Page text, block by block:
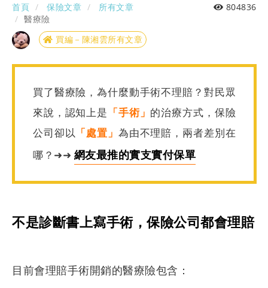
首頁
保險文章
所有文章
醫療險
804836
買編－陳湘雲所有文章
買了醫療險，為什麼動手術不理賠？對民眾
來說，認知上是 「手術」 的治療方式，保險
公司卻以 「處置」 為由不理賠，兩者差別在
哪？➜➜ 網友最推的實支實付保單
不是診斷書上寫手術，保險公司都會理賠
目前會理賠手術開銷的醫療險包含：